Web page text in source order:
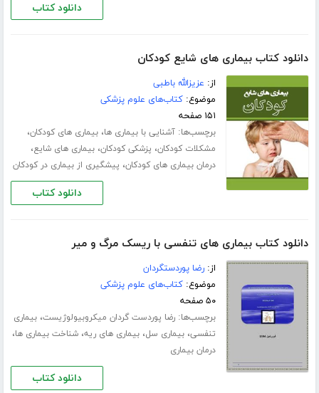
دانلود کتاب
دانلود کتاب بیماری های شایع کودکان
از: عزیزالله باطبی
موضوع:کتاب‌های علوم پزشکی
۱۵۱ صفحه
برچسب‌ها:آشنایی با بیماری ها،بیماری های کودکان،
مشکلات کودکان، پزشکی کودکان،بیماری های شایع،
درمان بیماری های کودکان، پیشگیری از بیماری در کودکان
دانلود کتاب
دانلود کتاب بیماری های تنفسی با ریسک مرگ و میر
از:رضا پوردستگردان
موضوع:کتاب‌های علوم پزشکی
۵۰ صفحه
برچسب‌ها:رضا پوردست گردان میکروبیولوژیست،بیماری
تنفسی،بیماری سل،بیماری های ریه،شناخت بیماری ها،
درمان بیماری
دانلود کتاب